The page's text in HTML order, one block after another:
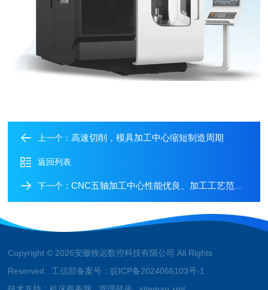
上一个：高速切削，模具加工中心缩短制造周期
返回列表
下一个：CNC五轴加工中心性能优良、加工工艺范围广泛
Copyright © 2026安徽牧远数控科技有限公司 All Rights
Reserved 工信部备案号：皖ICP备2024066103号-1